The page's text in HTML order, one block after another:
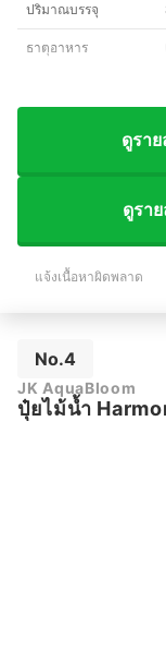
ปริมาณบรรจุ
ธาตุอาหาร
ดูรา
ดูรา
แจ้งเนื้อหาผิดพลาด
No.4
JK AquaBloom
ปุ๋ยไม้น้ำ